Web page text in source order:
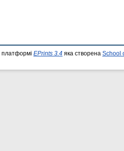
EPrints 3.4 яка створена School